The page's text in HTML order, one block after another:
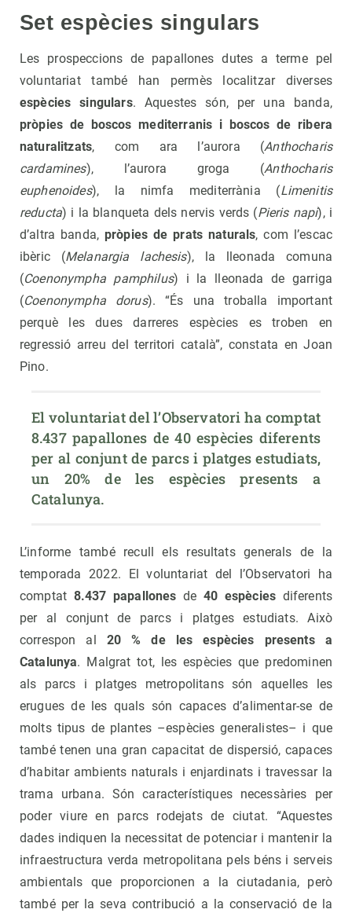
Set espècies singulars
Les prospeccions de papallones dutes a terme pel
voluntariat també han permès localitzar diverses
espècies singulars. Aquestes són, per una banda,
pròpies de boscos mediterranis i boscos de ribera
naturalitzats, com ara l’aurora (Anthocharis
cardamines), l’aurora groga (Anthocharis
euphenoides), la nimfa mediterrània (Limenitis
reducta) i la blanqueta dels nervis verds (Pieris napi), i
d’altra banda, pròpies de prats naturals, com l’escac
ibèric (Melanargia lachesis), la lleonada comuna
(Coenonympha pamphilus) i la lleonada de garriga
(Coenonympha dorus). “És una troballa important
perquè les dues darreres espècies es troben en
regressió arreu del territori català”, constata en Joan
Pino.
El voluntariat del l’Observatori ha comptat
8.437 papallones de 40 espècies diferents
per al conjunt de parcs i platges estudiats,
un 20% de les espècies presents a
Catalunya.
L’informe també recull els resultats generals de la
temporada 2022. El voluntariat del l’Observatori ha
comptat 8.437 papallones de 40 espècies diferents
per al conjunt de parcs i platges estudiats. Això
correspon al 20 % de les espècies presents a
Catalunya. Malgrat tot, les espècies que predominen
als parcs i platges metropolitans són aquelles les
erugues de les quals són capaces d’alimentar-se de
molts tipus de plantes –espècies generalistes– i que
també tenen una gran capacitat de dispersió, capaces
d’habitar ambients naturals i enjardinats i travessar la
trama urbana. Són característiques necessàries per
poder viure en parcs rodejats de ciutat. “Aquestes
dades indiquen la necessitat de potenciar i mantenir la
infraestructura verda metropolitana pels béns i serveis
ambientals que proporcionen a la ciutadania, però
també per la seva contribució a la conservació de la